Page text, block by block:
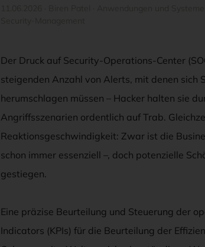
Der Druck auf Security-Operations-Center
steigenden Anzahl von Alerts, mit denen
herumschlagen müssen – Hacker halten sie
Angriffsszenarien ordentlich auf Trab.
Reaktionsgeschwindigkeit: Zwar ist die
schon immer essenziell –, doch potenzielle
gestiegen.
Eine präzise Beurteilung und Steuerung der
Indicators (KPIs) für die Beurteilung der